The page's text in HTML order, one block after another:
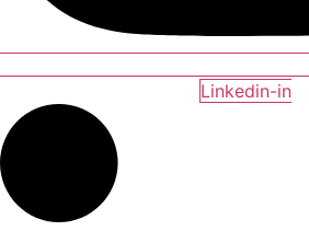
Linkedin-in